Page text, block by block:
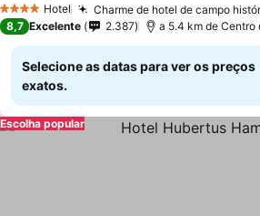
4 EstrelasHotel Charme de hotel de campo
8,7 Excelente 2.387 a 5.4 km de Centro
Selecione as datas para ver os preços
exatos.
Escolha popular